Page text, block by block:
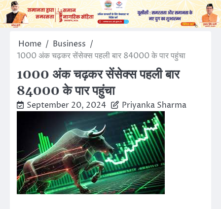
Home
Business
1000 अंक चढ़कर सेंसेक्स पहली बार 84000 के पार पहुंचा
1000 अंक चढ़कर सेंसेक्स पहली बार
84000 के पार पहुंचा
September 20, 2024 Priyanka Sharma